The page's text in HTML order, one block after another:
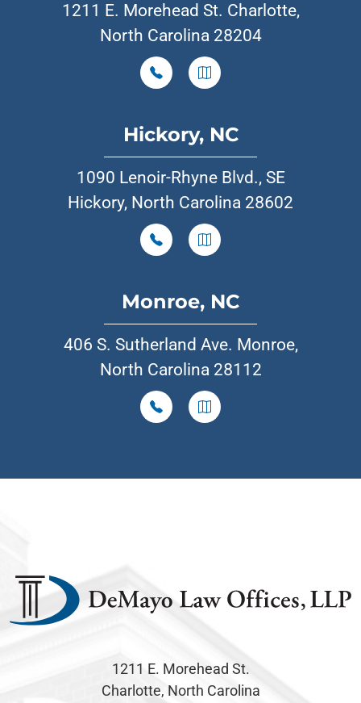
1211 E. Morehead St. Charlotte,
North Carolina 28204
Hickory, NC
1090 Lenoir-Rhyne Blvd., SE
Hickory, North Carolina 28602
Monroe, NC
406 S. Sutherland Ave. Monroe,
North Carolina 28112
1211 E. Morehead St.
Charlotte, North Carolina